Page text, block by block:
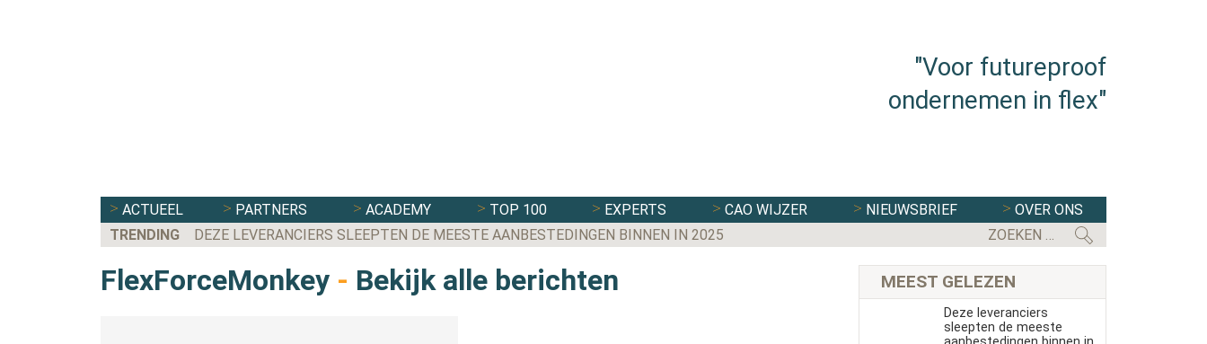
"Voor futureproof
ondernemen in flex"
ACTUEEL PARTNERS ACADEMY TOP 100 EXPERTS CAO WIJZER NIEUWSBRIEF
OVER ONS
TRENDING
DEZE LEVERANCIERS SLEEPTEN DE MEESTE AANBESTEDINGEN BINNEN IN 2025 FLEXBRANCHE WACHT
FlexForceMonkey - Bekijk alle berichten MEEST GELEZEN
Deze leveranciers
sleepten de meeste